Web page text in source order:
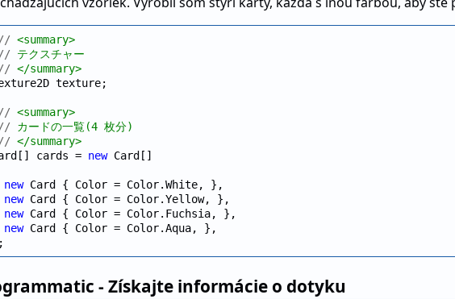
<summary>
テクスチャー
</summary>
texture;
<summary>
カードの一覧(4 枚分)
</summary>
cards = new Card[]
new Card { Color = Color.White, },
new Card { Color = Color.Yellow, },
new Card { Color = Color.Fuchsia, },
new Card { Color = Color.Aqua, },
- Získajte informácie o dotyku